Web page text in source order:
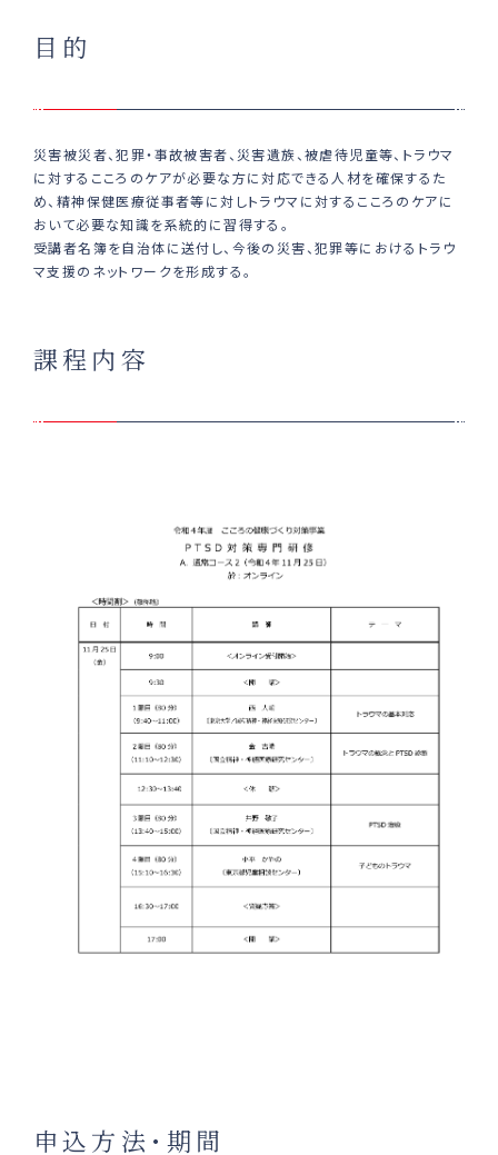
目的
災害被災者、犯罪・事故被害者、災害遺族、被虐待児童等、トラウマ
に対するこころのケアが必要な⽅に対応できる⼈材を確保するた
め、精神保健医療従事者等に対しトラウマに対するこころのケアに
おいて必要な知識を系統的に習得する。
受講者名簿を⾃治体に送付し、今後の災害、犯罪等におけるトラウ
マ⽀援のネットワークを形成する。
課程内容
申込方法･期間